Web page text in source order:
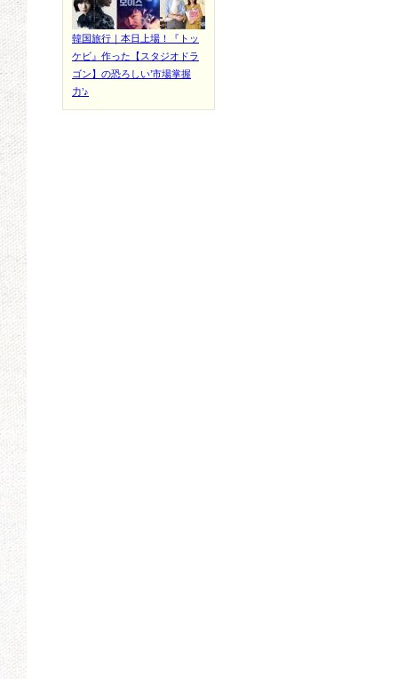
韓国旅行｜本日上場！『トッ
ケビ』作った【スタジオドラ
ゴン】の恐ろしい’市場掌握
力’♪